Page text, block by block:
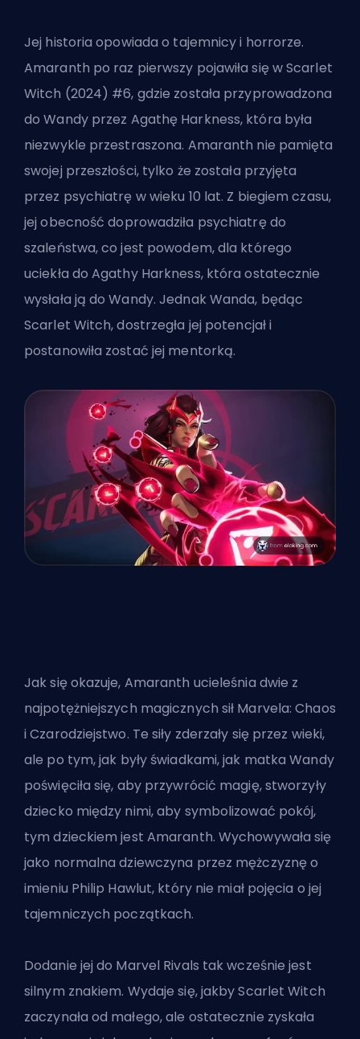
Jej historia opowiada o tajemnicy i horrorze.
Amaranth po raz pierwszy pojawiła się w Scarlet
Witch (2024) #6, gdzie została przyprowadzona
do Wandy przez Agathę Harkness, która była
niezwykle przestraszona. Amaranth nie pamięta
swojej przeszłości, tylko że została przyjęta
przez psychiatrę w wieku 10 lat. Z biegiem czasu,
jej obecność doprowadziła psychiatrę do
szaleństwa, co jest powodem, dla którego
uciekła do Agathy Harkness, która ostatecznie
wysłała ją do Wandy. Jednak Wanda, będąc
Scarlet Witch, dostrzegła jej potencjał i
postanowiła zostać jej mentorką.
Jak się okazuje, Amaranth ucieleśnia dwie z
najpotężniejszych magicznych sił Marvela: Chaos
i Czarodziejstwo. Te siły zderzały się przez wieki,
ale po tym, jak były świadkami, jak matka Wandy
poświęciła się, aby przywrócić magię, stworzyły
dziecko między nimi, aby symbolizować pokój,
tym dzieckiem jest Amaranth. Wychowywała się
jako normalna dziewczyna przez mężczyznę o
imieniu Philip Hawlut, który nie miał pojęcia o jej
tajemniczych początkach.
Dodanie jej do Marvel Rivals tak wcześnie jest
silnym znakiem. Wydaje się, jakby Scarlet Witch
zaczynała od małego, ale ostatecznie zyskała